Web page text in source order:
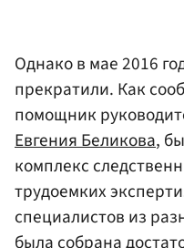
Однако в мае 2016
прекратили. Как
помощник
Евгения Беликова,
комплекс
трудоемких
специалистов из
была собрана